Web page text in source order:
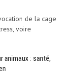
de la cage
voire
animaux : santé,